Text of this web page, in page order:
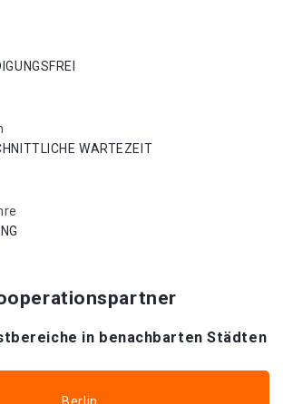
WARTEZEIT
in benachbarten Städten